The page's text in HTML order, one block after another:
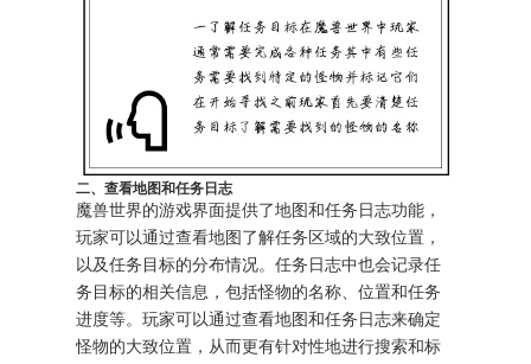
二、查看地图和任务日志
魔兽世界的游戏界面提供了地图和任务日志功能，
玩家可以通过查看地图了解任务区域的大致位置，
以及任务目标的分布情况。任务日志中也会记录任
务目标的相关信息，包括怪物的名称、位置和任务
进度等。玩家可以通过查看地图和任务日志来确定
怪物的大致位置，从而更有针对性地进行搜索和标